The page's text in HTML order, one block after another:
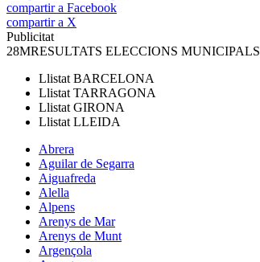
compartir a Facebook
compartir a X
Publicitat
28MRESULTATS ELECCIONS MUNICIPALS
Llistat BARCELONA
Llistat TARRAGONA
Llistat GIRONA
Llistat LLEIDA
Abrera
Aguilar de Segarra
Aiguafreda
Alella
Alpens
Arenys de Mar
Arenys de Munt
Argençola